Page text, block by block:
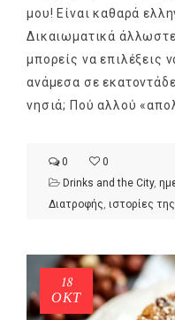
μου! Είναι καθαρά
Δικαιωματικά
μπορείς να επιλέξεις
ανάμεσα σε
νησιά; Πού αλλού
0
0
Drinks and the City,
Διατροφής ιστορίες
18
ΟΚΤ